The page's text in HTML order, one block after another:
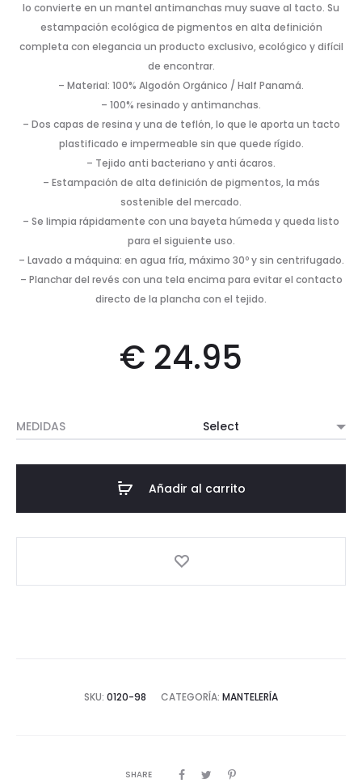
lo convierte en un mantel antimanchas muy suave al tacto. Su
estampación ecológica de pigmentos en alta definición
completa con elegancia un producto exclusivo, ecológico y difícil
de encontrar.
– Material: 100% Algodón Orgánico / Half Panamá.
– 100% resinado y antimanchas.
– Dos capas de resina y una de teflón, lo que le aporta un tacto
plastificado e impermeable sin que quede rígido.
– Tejido anti bacteriano y anti ácaros.
– Estampación de alta definición de pigmentos, la más
sostenible del mercado.
– Se limpia rápidamente con una bayeta húmeda y queda listo
para el siguiente uso.
– Lavado a máquina: en agua fría, máximo 30º y sin centrifugado.
– Planchar del revés con una tela encima para evitar el contacto
directo de la plancha con el tejido.
€ 24.95
MEDIDAS
Añadir al carrito
SKU: 0120-98 CATEGORÍA: MANTELERÍA
SHARE